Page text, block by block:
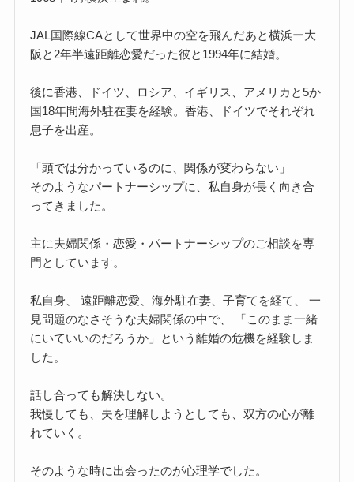
JAL国際線CAとして世界中の空を飛んだあと横浜ー大
阪と2年半遠距離恋愛だった彼と1994年に結婚。
後に香港、ドイツ、ロシア、イギリス、アメリカと5か
国18年間海外駐在妻を経験。香港、ドイツでそれぞれ
息子を出産。
「頭では分かっているのに、関係が変わらない」
そのようなパートナーシップに、私自身が長く向き合
ってきました。
主に夫婦関係・恋愛・パートナーシップのご相談を専
門としています。
私自身、 遠距離恋愛、海外駐在妻、子育てを経て、 一
見問題のなさそうな夫婦関係の中で、 「このまま一緒
にいていいのだろうか」という離婚の危機を経験しま
した。
話し合っても解決しない。
我慢しても、夫を理解しようとしても、双方の心が離
れていく。
そのような時に出会ったのが心理学でした。